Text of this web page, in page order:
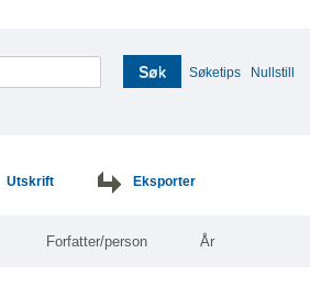
Søk Søketips Nullstill
Utskrift Eksporter
Forfatter/person År